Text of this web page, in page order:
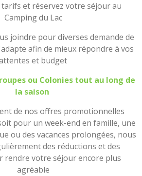
et réservez votre séjour au
Camping du Lac
joindre pour diverses demande de
afin de mieux répondre à vos
et budget
ou Colonies tout au long de
la saison
de nos offres promotionnelles
pour un week-end en famille, une
ou des vacances prolongées, nous
des réductions et des
rendre votre séjour encore plus
agréable